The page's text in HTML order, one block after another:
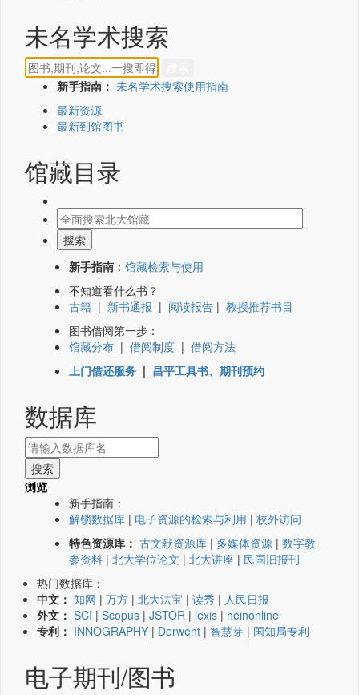
未名学术搜索
新手指南： 未名学术搜索使用指南
最新资源
最新到馆图书
馆藏目录
新手指南 ： 馆藏检索与使用
不知道看什么书？
古籍 | 新书通报 | 阅读报告 | 教授推荐书目
图书借阅第一步：
馆藏分布 | 借阅制度 | 借阅方法
上门借还服务 | 昌平工具书、期刊预约
数据库
浏览
新手指南：
解锁数据库 | 电子资源的检索与利用 | 校外访问
特色资源库： 古文献资源库 | 多媒体资源 | 数字教
参资料 | 北大学位论文 | 北大讲座 | 民国旧报刊
热门数据库：
中文： 知网 | 万方 | 北大法宝 | 读秀 | 人民日报
外文： SCI | Scopus | JSTOR | lexis | heinonline
专利： INNOGRAPHY | Derwent | 智慧芽 | 国知局专利
电子期刊/图书